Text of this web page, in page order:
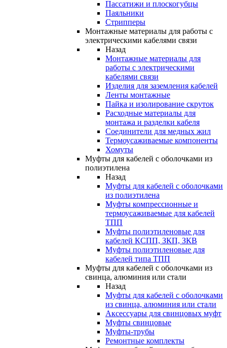
Пассатижи и плоскогубцы
Паяльники
Стрипперы
Монтажные материалы для работы с
электрическими кабелями связи
Назад
Монтажные материалы для
работы с электрическими
кабелями связи
Изделия для заземления кабелей
Ленты монтажные
Пайка и изолирование скруток
Расходные материалы для
монтажа и разделки кабеля
Соединители для медных жил
Термоусаживаемые компоненты
Хомуты
Муфты для кабелей с оболочками из
полиэтилена
Назад
Муфты для кабелей с оболочками
из полиэтилена
Муфты компрессионные и
термоусаживаемые для кабелей
ТПП
Муфты полиэтиленовые для
кабелей КСПП, ЗКП, ЗКВ
Муфты полиэтиленовые для
кабелей типа ТПП
Муфты для кабелей с оболочками из
свинца, алюминия или стали
Назад
Муфты для кабелей с оболочками
из свинца, алюминия или стали
Аксессуары для свинцовых муфт
Муфты свинцовые
Муфты-трубы
Ремонтные комплекты